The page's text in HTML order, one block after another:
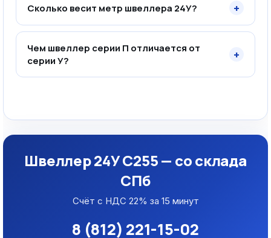
Сколько весит метр швеллера 24У? +
Чем швеллер серии П отличается от
серии У?
+
Швеллер 24У С255 — со склада
СПб
Счёт с НДС 22% за 15 минут
8 (812) 221-15-02